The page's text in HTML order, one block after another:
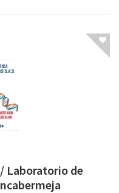
Laboratorio de